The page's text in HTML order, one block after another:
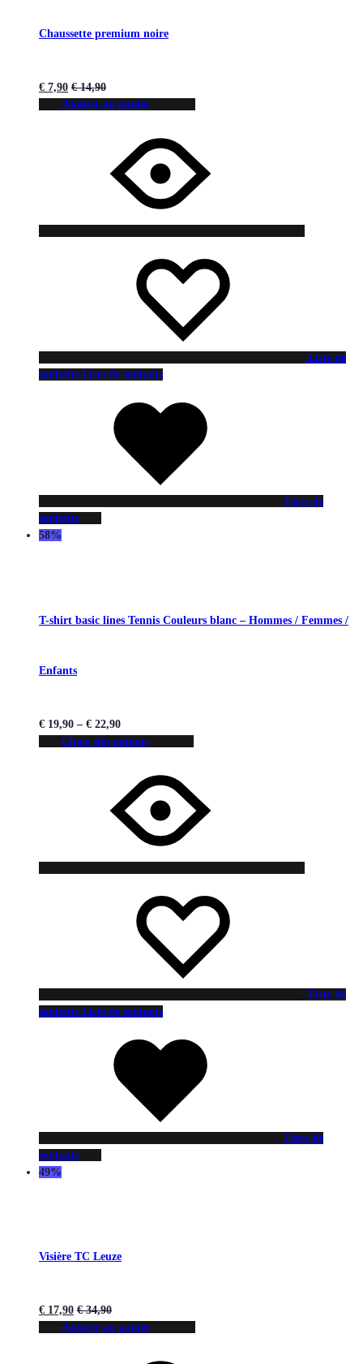
Chaussette premium noire
€ 7,90 €14,90
Ajouter au panier
Liste de
souhaits Liste de souhaits
Liste de
souhaits
58%
T-shirt basic lines Tennis Couleurs blanc – Hommes / Femmes /
Enfants
€ 19,90 – € 22,90
Choix des options
Liste de
souhaits Liste de souhaits
Liste de
souhaits
49%
Visière TC Leuze
€ 17,90 €34,90
Ajouter au panier